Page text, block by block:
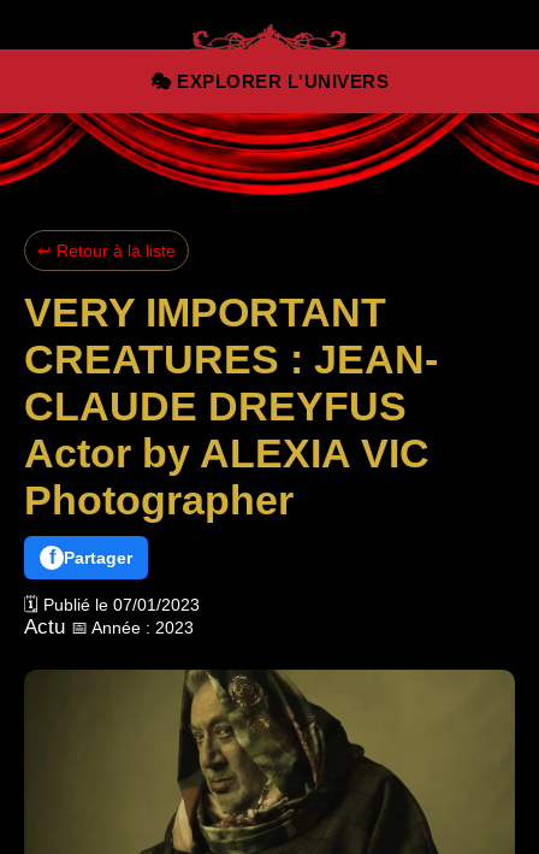
Aller au contenu principal
🎭 EXPLORER L'UNIVERS
↩ Retour à la liste
VERY IMPORTANT
CREATURES : JEAN-
CLAUDE DREYFUS
Actor by ALEXIA VIC
Photographer
f Partager
🗓️ Publié le 07/01/2023
Actu 📅 Année : 2023